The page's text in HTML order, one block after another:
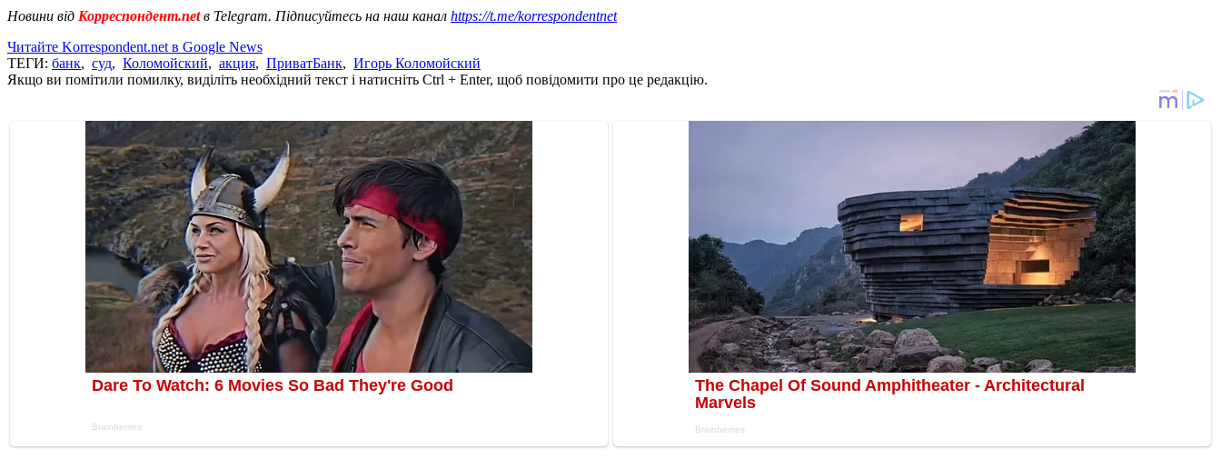
Новини від Корреспондент.netв Telegram. Підписуйтесь на наш канал https://t.me/korrespondentnet
Читайте Korrespondent.net в Google News
ТЕГИ: банк, суд, Коломойский, акция, ПриватБанк, Игорь Коломойский
Якщо ви помітили помилку, виділіть необхідний текст і натисніть Ctrl + Enter, щоб повідомити про це редакцію.